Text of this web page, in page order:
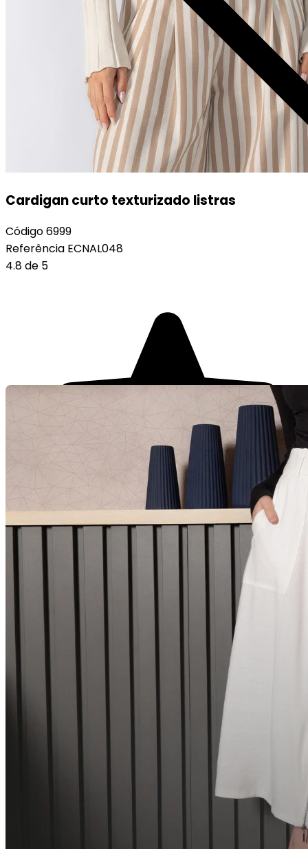
Cardigan curto texturizado listras
Código6999
Referência ECNAL048
4.8 de 5